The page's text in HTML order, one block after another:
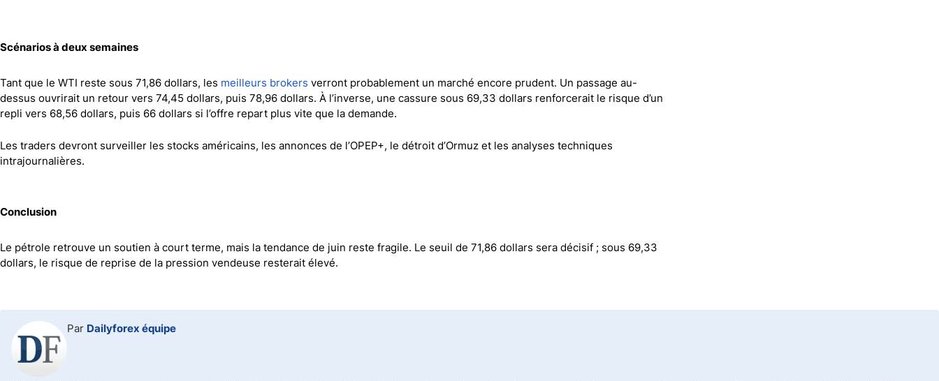
Scénarios à deux semaines
Tant que le WTI reste sous 71,86 dollars, les meilleurs brokers verront probablement un marché encore prudent. Un passage au-
dessus ouvrirait un retour vers 74,45 dollars, puis 78,96 dollars. À l’inverse, une cassure sous 69,33 dollars renforcerait le risque d’un
repli vers 68,56 dollars, puis 66 dollars si l’offre repart plus vite que la demande.
Les traders devront surveiller les stocks américains, les annonces de l’OPEP+, le détroit d’Ormuz et les analyses techniques
intrajournalières.
Conclusion
Le pétrole retrouve un soutien à court terme, mais la tendance de juin reste fragile. Le seuil de 71,86 dollars sera décisif ; sous 69,33
dollars, le risque de reprise de la pression vendeuse resterait élevé.
Par Dailyforex équipe